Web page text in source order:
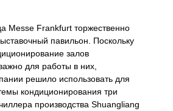
Messe Frankfurt торжественно
павильон. Поскольку
залов
для работы в них,
решило использовать для
кондиционирования три
производства Shuangliang